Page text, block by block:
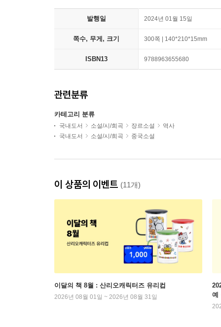
발행일 2024년 01월 15일
쪽수, 무게, 크기 300쪽 | 140*210*15mm
ISBN13 9788963655680
관련분류
카테고리 분류
국내도서 소설/시/희곡 장르소설
역사
국내도서
소설/시/희곡 중국소설
이 상품의 이벤트 (11개)
이달의 책 8월 : 산리오캐릭터즈 유리컵
2026년 08월 01일 ~ 2026년 08월 31일
예